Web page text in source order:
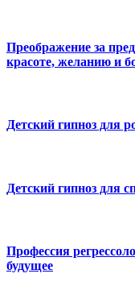
Преображение за
красоте, желанию и
Детский гипноз для
Детский гипноз для
Профессия
будущее